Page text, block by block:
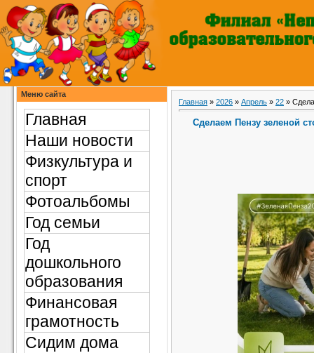
Меню сайта
Главная
Наши новости
Физкультура и
спорт
Фотоальбомы
Год семьи
Год
дошкольного
образования
Финансовая
грамотность
Сидим дома
Главная » 2026 » Апрель » 22 »
Сделаем Пензу зеленой